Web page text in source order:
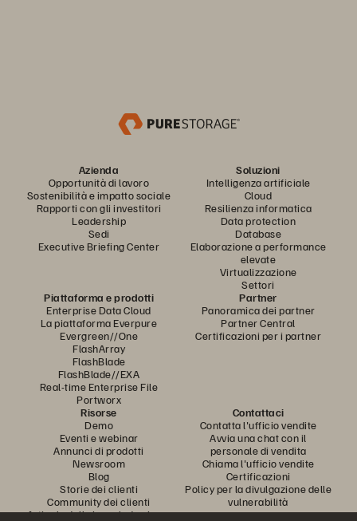
Azienda
Opportunità di lavoro
Sostenibilità e impatto sociale
Rapporti con gli investitori
Leadership
Sedi
Executive Briefing Center
Soluzioni
Intelligenza artificiale
Cloud
Resilienza informatica
Data protection
Database
Elaborazione a performance
elevate
Virtualizzazione
Settori
Piattaforma e prodotti
Enterprise Data Cloud
La piattaforma Everpure
Evergreen//One
FlashArray
FlashBlade
FlashBlade//EXA
Real-time Enterprise File
Portworx
Partner
Panoramica dei partner
Partner Central
Certificazioni per i partner
Risorse
Demo
Eventi e webinar
Annunci di prodotti
Newsroom
Blog
Storie dei clienti
Community dei clienti
Articolo della knowledge base
Contattaci
Contatta l'ufficio vendite
Avvia una chat con il
personale di vendita
Chiama l'ufficio vendite
Certificazioni
Policy per la divulgazione delle
vulnerabilità